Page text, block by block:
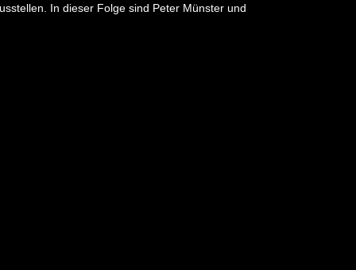
In dieser Folge sind Peter Münster und